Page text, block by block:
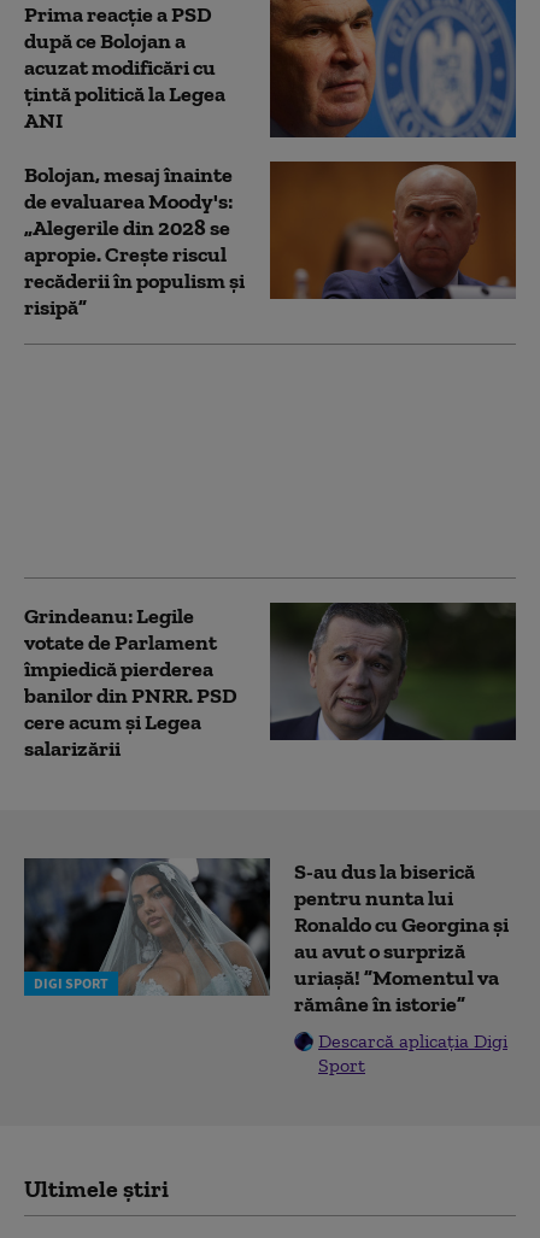
Prima reacție a PSD
după ce Bolojan a
acuzat modificări cu
țintă politică la Legea
ANI
Bolojan, mesaj înainte
de evaluarea Moody's:
„Alegerile din 2028 se
apropie. Crește riscul
recăderii în populism și
risipă”
Grindeanu: Legile
votate de Parlament
împiedică pierderea
banilor din PNRR. PSD
cere acum și Legea
salarizării
DIGI SPORT
S-au dus la biserică
pentru nunta lui
Ronaldo cu Georgina și
au avut o surpriză
uriașă! ”Momentul va
rămâne în istorie”
Descarcă aplicația Digi
Sport
Ultimele știri